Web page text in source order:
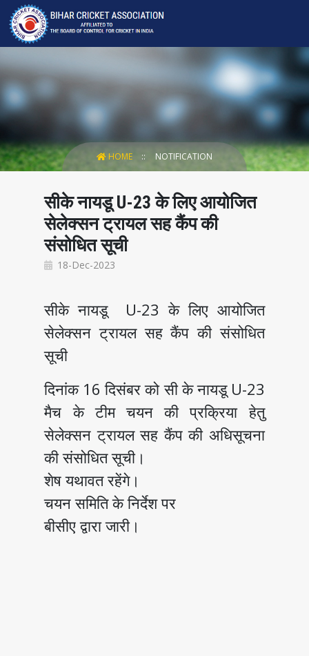
HOME NOTIFICATION
सीके नायडू U-23 के लिए आयोजित
सेलेक्सन ट्रायल सह कैंप की
संसोधित सूची
18-Dec-2023
सीके नायडू U-23 के लिए आयोजित
सेलेक्सन ट्रायल सह कैंप की संसोधित
सूची
दिनांक 16 दिसंबर को सी के नायडू U-23
मैच के टीम चयन की प्रक्रिया हेतु
सेलेक्सन ट्रायल सह कैंप की अधिसूचना
की संसोधित सूची।
शेष यथावत रहेंगे।
चयन समिति के निर्देश पर
बीसीए द्वारा जारी।